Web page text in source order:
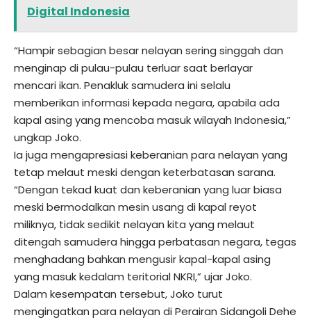
Digital Indonesia
“Hampir sebagian besar nelayan sering singgah dan
menginap di pulau-pulau terluar saat berlayar
mencari ikan. Penakluk samudera ini selalu
memberikan informasi kepada negara, apabila ada
kapal asing yang mencoba masuk wilayah Indonesia,”
ungkap Joko.
Ia juga mengapresiasi keberanian para nelayan yang
tetap melaut meski dengan keterbatasan sarana.
“Dengan tekad kuat dan keberanian yang luar biasa
meski bermodalkan mesin usang di kapal reyot
miliknya, tidak sedikit nelayan kita yang melaut
ditengah samudera hingga perbatasan negara, tegas
menghadang bahkan mengusir kapal-kapal asing
yang masuk kedalam teritorial NKRI,” ujar Joko.
Dalam kesempatan tersebut, Joko turut
mengingatkan para nelayan di Perairan Sidangoli Dehe